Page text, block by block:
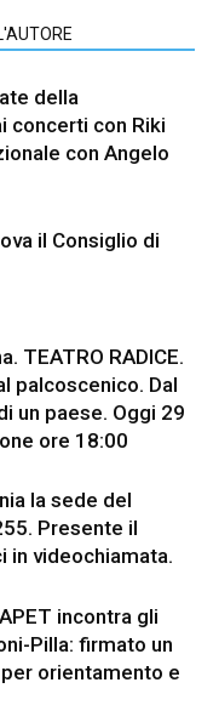
della
concerti con Riki
con Angelo
il Consiglio di
TEATRO RADICE.
palcoscenico. Dal
un paese. Oggi 29
ore 18:00
la sede del
Presente il
in videochiamata.
incontra gli
Pilla: firmato un
orientamento e